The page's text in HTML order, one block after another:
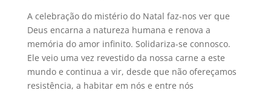
A celebração do mistério do Natal faz-nos ver que
Deus encarna a natureza humana e renova a
memória do amor infinito. Solidariza-se connosco.
Ele veio uma vez revestido da nossa carne a este
mundo e continua a vir, desde que não ofereçamos
resistência, a habitar em nós e entre nós